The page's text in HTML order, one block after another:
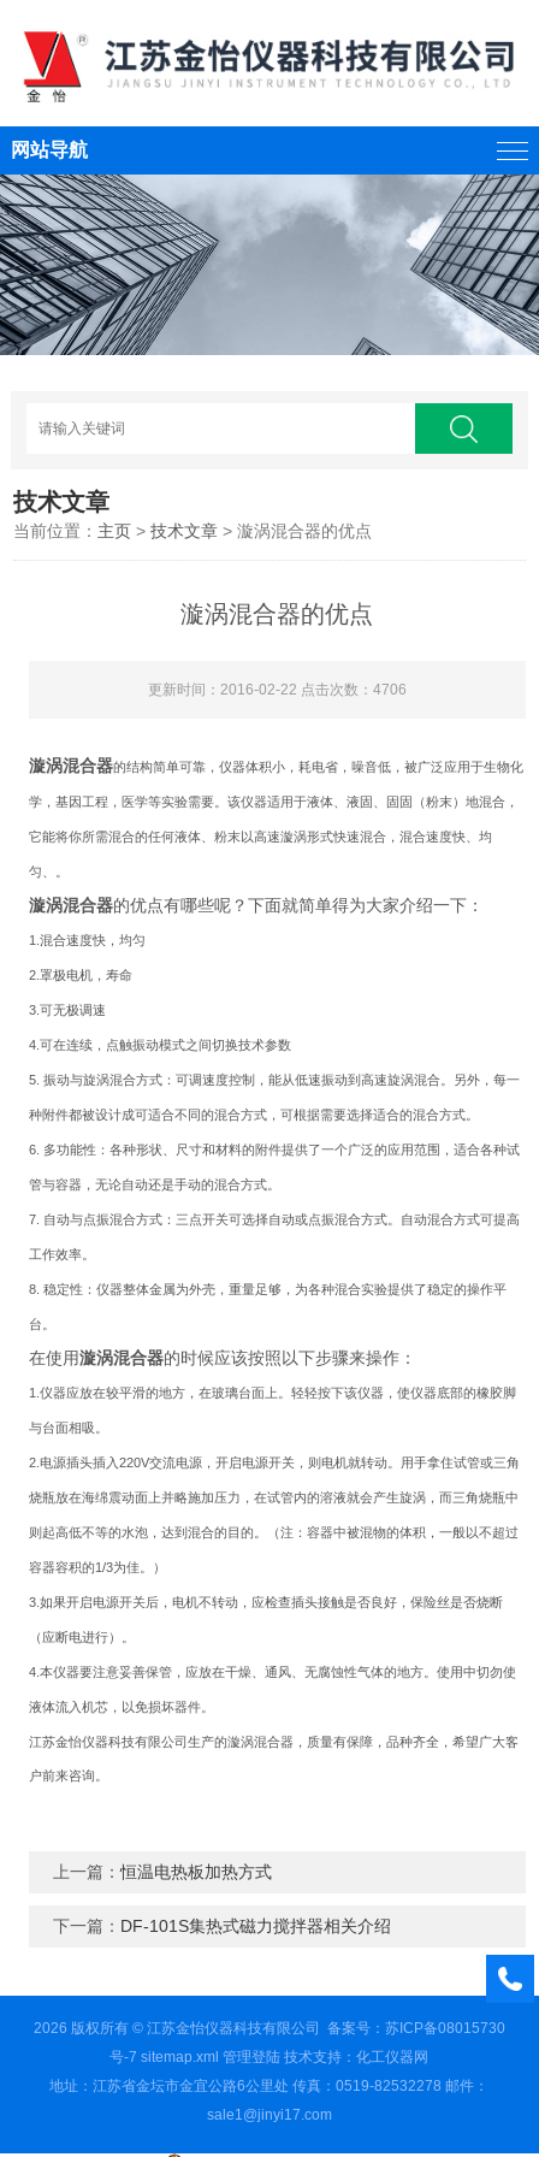
网站导航
技术文章
当前位置： 主页 >技术文章 > 漩涡混合器的优点
漩涡混合器的优点
更新时间：2016-02-22 点击次数：4706
漩涡混合器的结构简单可靠，仪器体积小，耗电省，噪音低，被广泛应用于生物化
学，基因工程，医学等实验需要。该仪器适用于液体、液固、固固（粉末）地混合，
它能将你所需混合的任何液体、粉末以高速漩涡形式快速混合，混合速度快、均
匀、。
漩涡混合器的优点有哪些呢？下面就简单得为大家介绍一下：
1.混合速度快，均匀
2.罩极电机，寿命
3.可无极调速
4.可在连续，点触振动模式之间切换技术参数
5. 振动与旋涡混合方式：可调速度控制，能从低速振动到高速旋涡混合。另外，每一
种附件都被设计成可适合不同的混合方式，可根据需要选择适合的混合方式。
6. 多功能性：各种形状、尺寸和材料的附件提供了一个广泛的应用范围，适合各种试
管与容器，无论自动还是手动的混合方式。
7. 自动与点振混合方式：三点开关可选择自动或点振混合方式。自动混合方式可提高
工作效率。
8. 稳定性：仪器整体金属为外壳，重量足够，为各种混合实验提供了稳定的操作平
台。
在使用漩涡混合器的时候应该按照以下步骤来操作：
1.仪器应放在较平滑的地方，在玻璃台面上。轻轻按下该仪器，使仪器底部的橡胶脚
与台面相吸。
2.电源插头插入220V交流电源，开启电源开关，则电机就转动。用手拿住试管或三角
烧瓶放在海绵震动面上并略施加压力，在试管内的溶液就会产生旋涡，而三角烧瓶中
则起高低不等的水泡，达到混合的目的。（注：容器中被混物的体积，一般以不超过
容器容积的1/3为佳。）
3.如果开启电源开关后，电机不转动，应检查插头接触是否良好，保险丝是否烧断
（应断电进行）。
4.本仪器要注意妥善保管，应放在干燥、通风、无腐蚀性气体的地方。使用中切勿使
液体流入机芯，以免损坏器件。
江苏金怡仪器科技有限公司生产的漩涡混合器，质量有保障，品种齐全，希望广大客
户前来咨询。
上一篇：恒温电热板加热方式
下一篇： DF-101S集热式磁力搅拌器相关介绍
2026 版权所有 © 江苏金怡仪器科技有限公司 备案号：苏ICP备08015730
号-7 sitemap.xml 管理登陆 技术支持：化工仪器网
地址：江苏省金坛市金宜公路6公里处 传真：0519-82532278 邮件：
sale1@jinyi17.com